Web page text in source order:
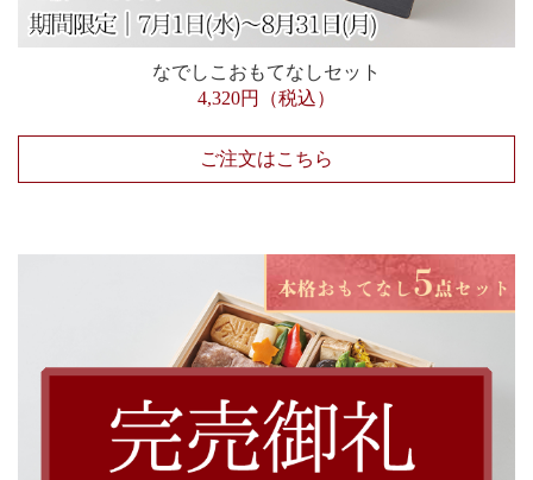
なでしこおもてなしセット
4,320円（税込）
ご注文はこちら